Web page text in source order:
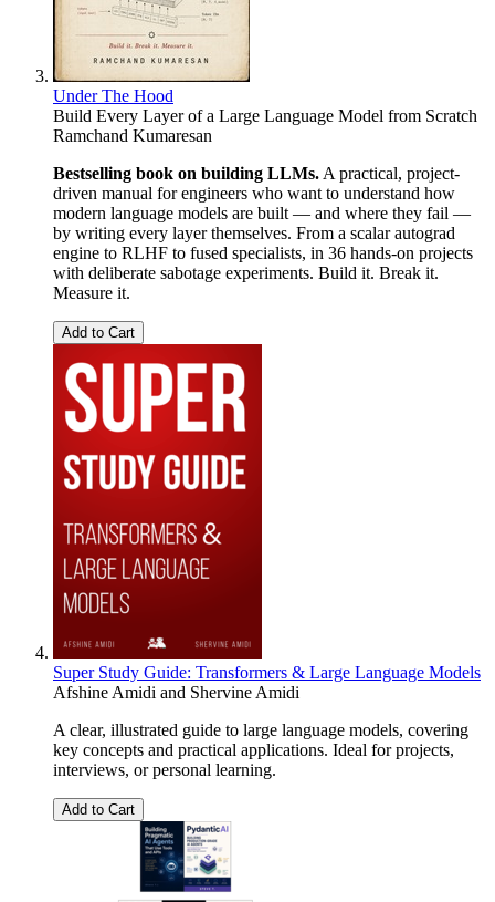
Under The Hood
Build Every Layer of a Large Language Model from Scratch
Ramchand Kumaresan
Bestselling book on building LLMs. A practical, project-
driven manual for engineers who want to understand how
modern language models are built — and where they fail —
by writing every layer themselves. From a scalar autograd
engine to RLHF to fused specialists, in 36 hands-on projects
with deliberate sabotage experiments. Build it. Break it.
Measure it.
Add to Cart
Super Study Guide: Transformers & Large Language Models
Afshine Amidi and Shervine Amidi
A clear, illustrated guide to large language models, covering
key concepts and practical applications. Ideal for projects,
interviews, or personal learning.
Add to Cart